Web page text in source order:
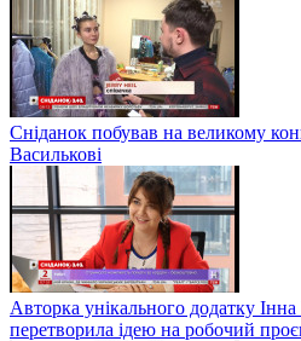
Сніданок побував на великому
Василькові
Авторка унікального додатку Інна
перетворила ідею на робочий